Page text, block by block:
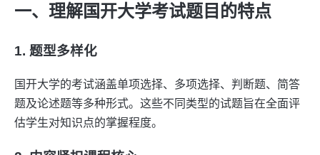
一、理解国开大学考试题目的特点
1. 题型多样化
国开大学的考试涵盖单项选择、多项选择、判断题、简答
题及论述题等多种形式。这些不同类型的试题旨在全面评
估学生对知识点的掌握程度。